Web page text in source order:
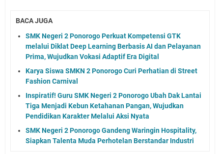
BACA JUGA
SMK Negeri 2 Ponorogo Perkuat Kompetensi GTK
melalui Diklat Deep Learning Berbasis AI dan Pelayanan
Prima, Wujudkan Vokasi Adaptif Era Digital
Karya Siswa SMKN 2 Ponorogo Curi Perhatian di Street
Fashion Carnival
Inspiratif! Guru SMK Negeri 2 Ponorogo Ubah Dak Lantai
Tiga Menjadi Kebun Ketahanan Pangan, Wujudkan
Pendidikan Karakter Melalui Aksi Nyata
SMK Negeri 2 Ponorogo Gandeng Waringin Hospitality,
Siapkan Talenta Muda Perhotelan Berstandar Industri